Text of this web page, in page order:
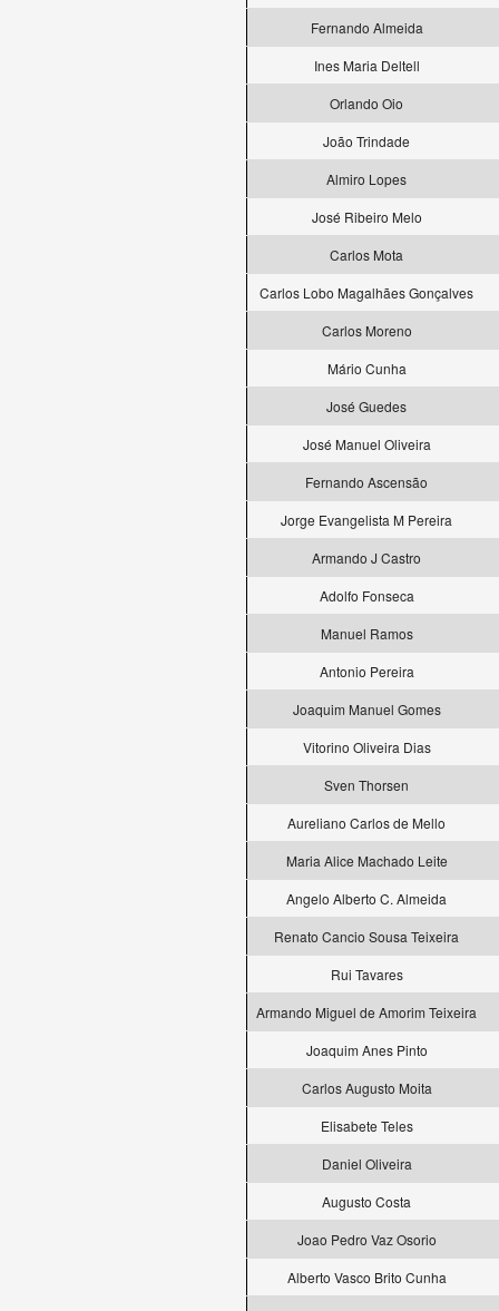
Fernando Almeida
Ines Maria Deltell
Orlando Oio
João Trindade
Almiro Lopes
José Ribeiro Melo
Carlos Mota
Carlos Lobo Magalhães Gonçalves
Carlos Moreno
Mário Cunha
José Guedes
José Manuel Oliveira
Fernando Ascensão
Jorge Evangelista M Pereira
Armando J Castro
Adolfo Fonseca
Manuel Ramos
Antonio Pereira
Joaquim Manuel Gomes
Vitorino Oliveira Dias
Sven Thorsen
Aureliano Carlos de Mello
Maria Alice Machado Leite
Angelo Alberto C. Almeida
Renato Cancio Sousa Teixeira
Rui Tavares
Armando Miguel de Amorim Teixeira
Joaquim Anes Pinto
Carlos Augusto Moita
Elisabete Teles
Daniel Oliveira
Augusto Costa
Joao Pedro Vaz Osorio
Alberto Vasco Brito Cunha